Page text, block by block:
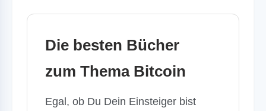
Die besten Bücher
zum Thema Bitcoin
Egal, ob Du Dein Einsteiger bist